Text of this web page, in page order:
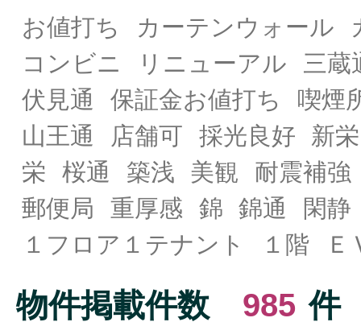
お値打ち カーテンウォール
コンビニ
リニューアル
三蔵
伏見通
保証金お値打ち
喫煙
山王通
店舗可 採光良好
新栄
栄
桜通 築浅 美観
耐震補強
郵便局
重厚感 錦 錦通
閑静
１フロア１テナント
１階 Ｅ
物件掲載件数 985 件